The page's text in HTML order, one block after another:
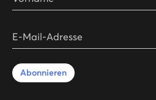
E-Mail-Adresse
Abonnieren